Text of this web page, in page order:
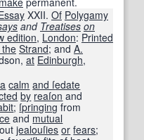
XXII. Of Polygamy
and Treatises on
edition, London: Printed
Strand; and A.
at Edinburgh,
calm and ſedate
by reaſon and
; ſpringing from
and mutual
jealouſies or fears;